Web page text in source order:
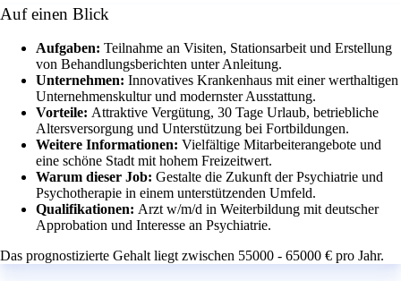
Auf einen Blick
Aufgaben: Teilnahme an Visiten, Stationsarbeit und Erstellung
von Behandlungsberichten unter Anleitung.
Unternehmen: Innovatives Krankenhaus mit einer werthaltigen
Unternehmenskultur und modernster Ausstattung.
Vorteile: Attraktive Vergütung, 30 Tage Urlaub, betriebliche
Altersversorgung und Unterstützung bei Fortbildungen.
Weitere Informationen: Vielfältige Mitarbeiterangebote und
eine schöne Stadt mit hohem Freizeitwert.
Warum dieser Job: Gestalte die Zukunft der Psychiatrie und
Psychotherapie in einem unterstützenden Umfeld.
Qualifikationen: Arzt w/m/d in Weiterbildung mit deutscher
Approbation und Interesse an Psychiatrie.
Das prognostizierte Gehalt liegt zwischen 55000 - 65000 € pro Jahr.